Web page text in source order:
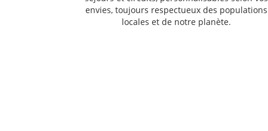
envies, toujours respectueux des populations
locales et de notre planète.